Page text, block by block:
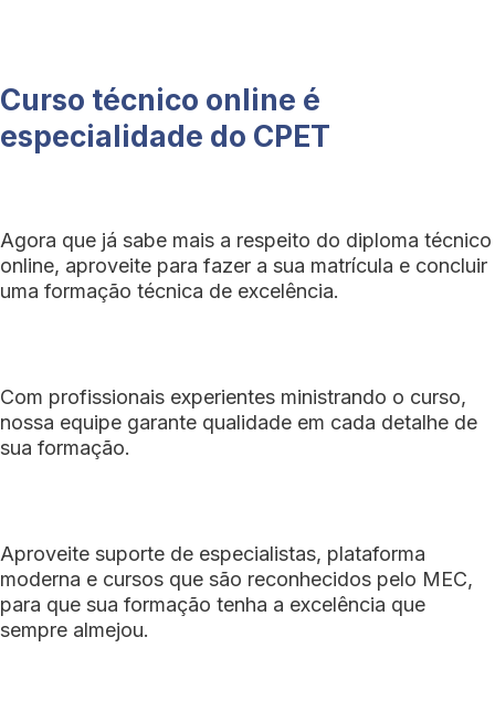
Curso técnico online é
especialidade do CPET
Agora que já sabe mais a respeito do diploma técnico
online, aproveite para fazer a sua matrícula e concluir
uma formação técnica de excelência.
Com profissionais experientes ministrando o curso,
nossa equipe garante qualidade em cada detalhe de
sua formação.
Aproveite suporte de especialistas, plataforma
moderna e cursos que são reconhecidos pelo MEC,
para que sua formação tenha a excelência que
sempre almejou.